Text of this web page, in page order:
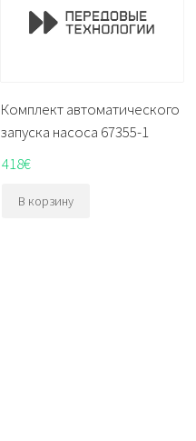
Комплект автоматического
запуска насоса 67355-1
418€
В корзину